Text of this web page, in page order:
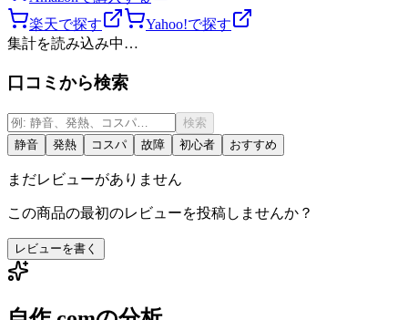
楽天で探す
Yahoo!で探す
集計を読み込み中…
口コミから検索
検索
静音
発熱 コスパ 故障 初心者 おすすめ
まだレビューがありません
この商品の最初のレビューを投稿しませんか？
レビューを書く